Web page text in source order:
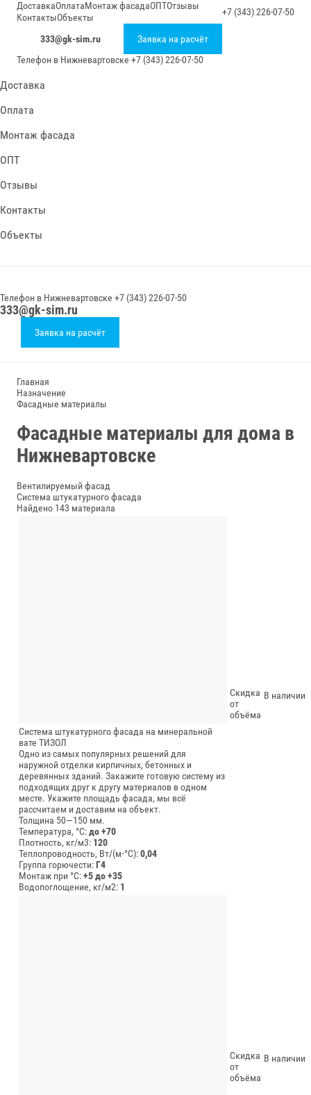
ДоставкаОплатаМонтаж фасадаОПТОтзывы
КонтактыОбъекты +7 (343) 226-07-50
333@gk-sim.ru
Заявка на расчёт
Телефон в Нижневартовске +7 (343) 226-07-50
Доставка
Оплата
Монтаж фасада
ОПТ
Отзывы
Контакты
Объекты
Телефон в Нижневартовске +7 (343) 226-07-50
333@gk-sim.ru
Заявка на расчёт
Главная
Назначение
Фасадные материалы
Фасадные материалы для дома в
Нижневартовске
Вентилируемый фасад
Система штукатурного фасада
Найдено 143 материала
Система штукатурного фасада на минеральной
вате ТИЗОЛ
Одно из самых популярных решений для
наружной отделки кирпичных, бетонных и
деревянных зданий. Закажите готовую систему из
подходящих друг к другу материалов в одном
месте. Укажите площадь фасада, мы всё
рассчитаем и доставим на объект.
Толщина 50—150 мм.
Температура, °C:до +70
Плотность, кг/м3: 120
Теплопроводность, Вт/(м⋅°С):0,04
Группа горючести:Г4
Монтаж при °C:+5 до +35
Водопоглощение, кг/м2: 1
Скидка
от
объёма
В наличии
Скидка
от
объёма
В наличии